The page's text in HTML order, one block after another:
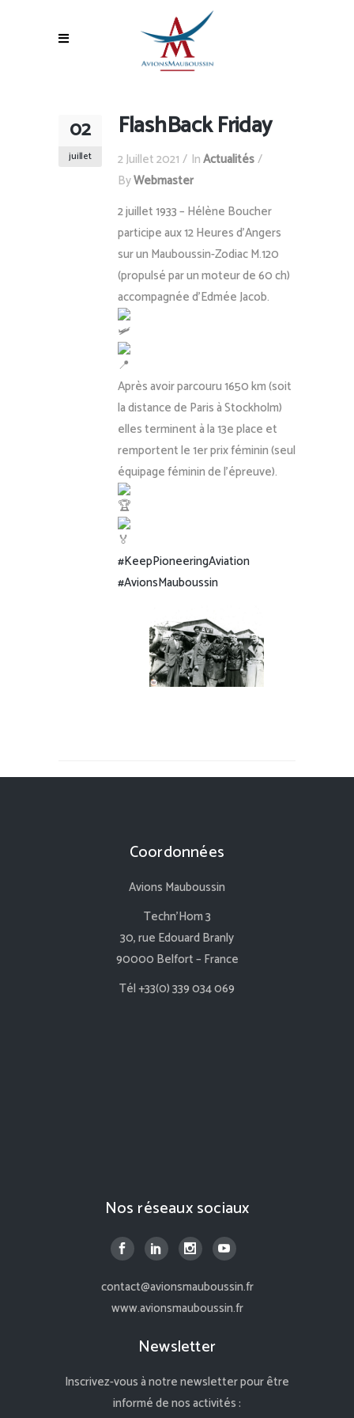
02
juillet
FlashBack Friday
2 Juillet 2021 InActualités
ByWebmaster
2 juillet 1933 – Hélène Boucher
participe aux 12 Heures d’Angers
sur un Mauboussin-Zodiac M.120
(propulsé par un moteur de 60 ch)
accompagnée d’Edmée Jacob.
Après avoir parcouru 1650 km (soit
la distance de Paris à Stockholm)
elles terminent à la 13e place et
remportent le 1er prix féminin (seul
équipage féminin de l’épreuve).
#KeepPioneeringAviation
#AvionsMauboussin
Coordonnées
Avions Mauboussin
Techn’Hom 3
30, rue Edouard Branly
90000 Belfort – France
Tél +33(0) 339 034 069
Nos réseaux sociaux
contact@avionsmauboussin.fr
www.avionsmauboussin.fr
Newsletter
Inscrivez-vous à notre newsletter pour être
informé de nos activités :